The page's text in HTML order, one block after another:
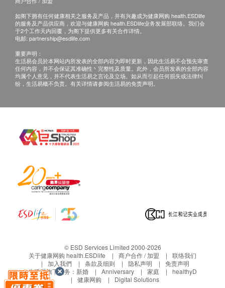
症物质形成，减少炎症的发生；姜黄(Turmeric)，其有
效成分姜黄素具强劲抗炎功效，有助舒缓疼痛并提升
强化骨质、增加肌肉：锰、硼
属身体必需的微量矿物元素，乃市面上关节产品罕见
的强骨成分：锰(Manganese)，有助增加骨质密度，
只需2粒，即可全面守护关节健康，保持灵活敏捷。
(成人) 每日 2粒，随餐服用或遵照医生指示服用。
避免睡前服用。最少服用4星期以取得效果。
注意事项
先咨询医生或专业人士意见方可食用。
- 部分人士服用后可能出现轻微胀气、便秘或消化不
良现象。
- 本产品应存放于儿童无法取得之处。
- 产品功效需视乎不同身体状况、年龄及生活习惯等
或过期退回，供应商有权不受理。
3. 如有其他损坏或遗漏查询，顾客必须保留有效收据
正本，并於送货後3个工作天内按下列方式联络健康
网购health.ESDlife客户服务部跟进。
电邮: support@esdlife.com / 健康网购health.ESDlife
客服热线: (852) 3151-2288
如阁下拥有任何健康相关之服务及产品，并有兴趣成为健康网购 health.ESDlife
的服务及产品供应商，欢迎与健康网购 health.ESDlife业务发展部联络。我们会
于2个工作天内回覆，为阁下提供更多有关合作详情。
电邮: partnership@esdlife.com
重要声明：
生活易会员於本网站内所发表的全部内容为即时更新，因此生活易不会预先审查
任何内容，并不会保证其准确性丶完整性及质量。此外，会员所发表的全部内容
均属个人意见，并不代表生活易之言论及立场。如从而引起任何损失或法律纠
纷，生活易概不负责。有关详情请参阅生活易的免责声明。
© ESD Services Limited 2000-2026
关于健康网购 health.ESDlife
商户合作 / 加盟
联络我们
加入我們
条款及细则 隐私声明
免责声明
生活易旗下业务： 新婚 Anniversary 家庭
healthyD
健康网购
Digital Solutions